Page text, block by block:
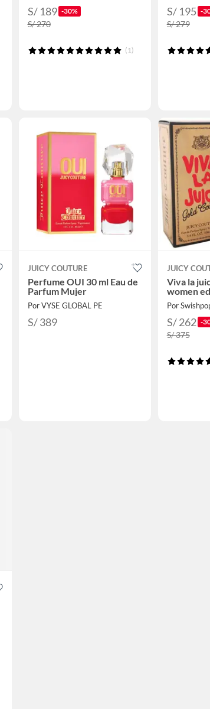
S/ 189 -30%
S/ 270
(1)
S/ 195 -
S/ 279
JUICY COUTURE
Perfume OUI 30 ml Eau de
Parfum Mujer
Por VYSE GLOBAL PE
S/ 389
JUICY
Viva la
women
Por
S/ 262 -
S/ 375